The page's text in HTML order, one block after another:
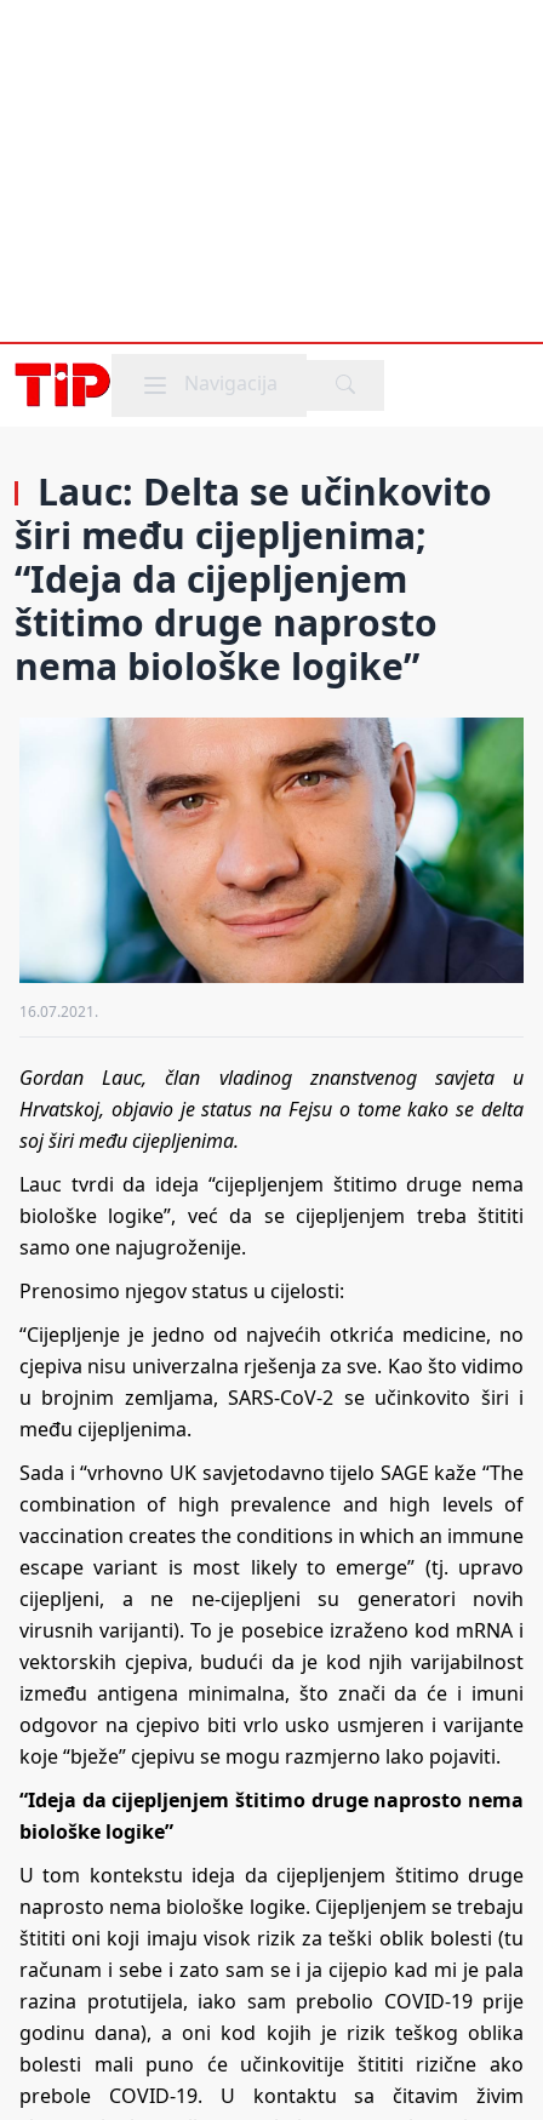
Mobile menu
Navigacija
Lauc: Delta se učinkovito
širi među cijepljenima;
“Ideja da cijepljenjem
štitimo druge naprosto
nema biološke logike”
16.07.2021.
Gordan Lauc, član vladinog znanstvenog savjeta u
Hrvatskoj, objavio je status na Fejsu o tome kako se delta
soj širi među cijepljenima.
Lauc tvrdi da ideja “cijepljenjem štitimo druge nema
biološke logike”, već da se cijepljenjem treba štititi
samo one najugroženije.
Prenosimo njegov status u cijelosti:
“Cijepljenje je jedno od najvećih otkrića medicine, no
cjepiva nisu univerzalna rješenja za sve. Kao što vidimo
u brojnim zemljama, SARS-CoV-2 se učinkovito širi i
među cijepljenima.
Sada i “vrhovno UK savjetodavno tijelo SAGE kaže “The
combination of high prevalence and high levels of
vaccination creates the conditions in which an immune
escape variant is most likely to emerge” (tj. upravo
cijepljeni, a ne ne-cijepljeni su generatori novih
virusnih varijanti). To je posebice izraženo kod mRNA i
vektorskih cjepiva, budući da je kod njih varijabilnost
između antigena minimalna, što znači da će i imuni
odgovor na cjepivo biti vrlo usko usmjeren i varijante
koje “bježe” cjepivu se mogu razmjerno lako pojaviti.
“Ideja da cijepljenjem štitimo druge naprosto nema
biološke logike”
U tom kontekstu ideja da cijepljenjem štitimo druge
naprosto nema biološke logike. Cijepljenjem se trebaju
štititi oni koji imaju visok rizik za teški oblik bolesti (tu
računam i sebe i zato sam se i ja cijepio kad mi je pala
razina protutijela, iako sam prebolio COVID-19 prije
godinu dana), a oni kod kojih je rizik teškog oblika
bolesti mali puno će učinkovitije štititi rizične ako
prebole COVID-19. U kontaktu sa čitavim živim